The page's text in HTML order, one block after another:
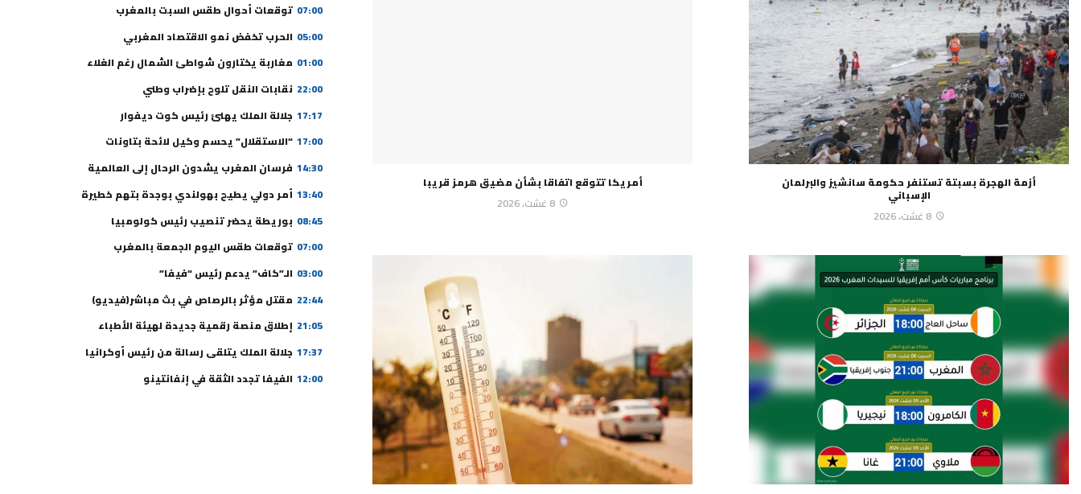
أزمة الهجرة بسبتة تستنفر حكومة سانشيز والبرلمان
الإسباني
8 غشت، 2026
أمريكا تتوقع اتفاقا بشأن مضيق هرمز قريبا
8 غشت، 2026
07:00 توقعات أحوال طقس السبت بالمغرب
05:00 الحرب تخفض نمو الاقتصاد المغربي
01:00 مغاربة يختارون شواطئ الشمال رغم الغلاء
22:00 نقابات النقل تلوح بإضراب وطني
17:17 جلالة الملك يهنئ رئيس كوت ديفوار
17:00 “الاستقلال” يحسم وكيل لائحة بتاونات
14:30 فرسان المغرب يشدون الرحال إلى العالمية
13:40 أمر دولي يطيح بهولندي بوجدة بتهم خطيرة
08:45 بوريطة يحضر تنصيب رئيس كولومبيا
07:00 توقعات طقس اليوم الجمعة بالمغرب
03:00 الـ”كاف” يدعم رئيس “فيفا”
22:44 مقتل مؤثر بالرصاص في بث مباشر(فيديو)
21:05 إطلاق منصة رقمية جديدة لهيئة الأطباء
17:37 جلالة الملك يتلقى رسالة من رئيس أوكرانيا
12:00 الفيفا تجدد الثقة في إنفانتينو